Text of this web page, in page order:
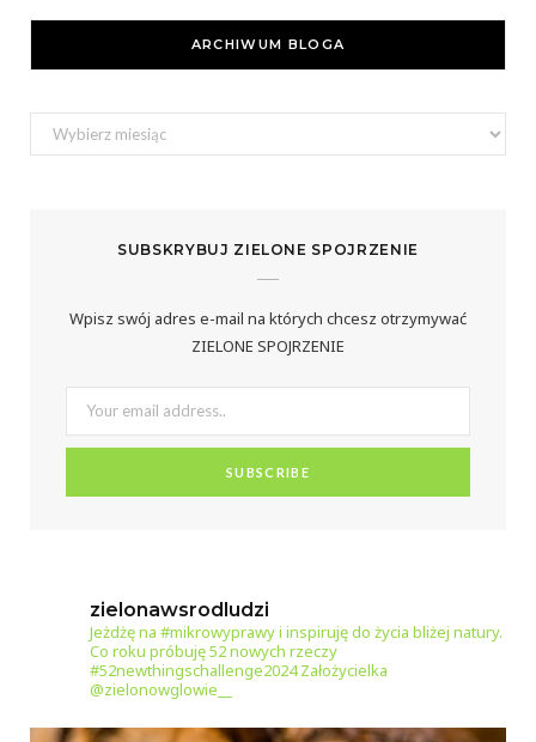
e
b
k
t
a
a
t
e
s
ARCHIWUM BLOGA
Archiwum
bloga
SUBSKRYBUJ ZIELONE SPOJRZENIE
Wpisz swój adres e-mail na których chcesz otrzymywać
ZIELONE SPOJRZENIE
zielonawsrodludzi
Jeżdżę na #mikrowyprawy i inspiruję do życia bliżej natury.
Co roku próbuję 52 nowych rzeczy
#52newthingschallenge2024Założycielka
@zielonowglowie__